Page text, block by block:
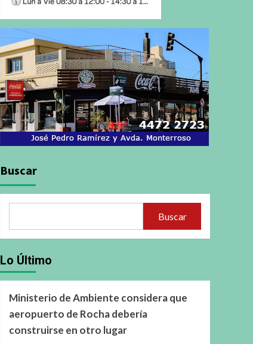
Buscar
Buscar
Lo Último
Ministerio de Ambiente considera que
aeropuerto de Rocha debería
construirse en otro lugar